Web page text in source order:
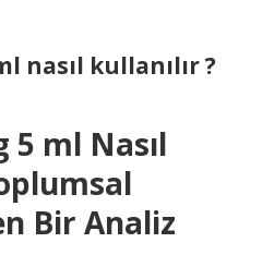
nasıl kullanılır ?
5 ml Nasıl
Bir Analiz